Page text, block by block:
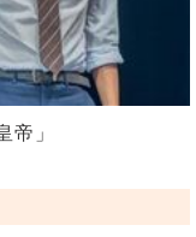
帝」